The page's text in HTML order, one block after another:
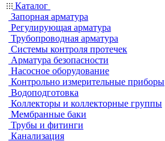
Каталог
Запорная арматура
Регулирующая арматура
Трубопроводная арматура
Системы контроля протечек
Арматура безопасности
Насосное оборудование
Контрольно измерительные приборы
Водоподготовка
Коллекторы и коллекторные группы
Мембранные баки
Трубы и фитинги
Канализация